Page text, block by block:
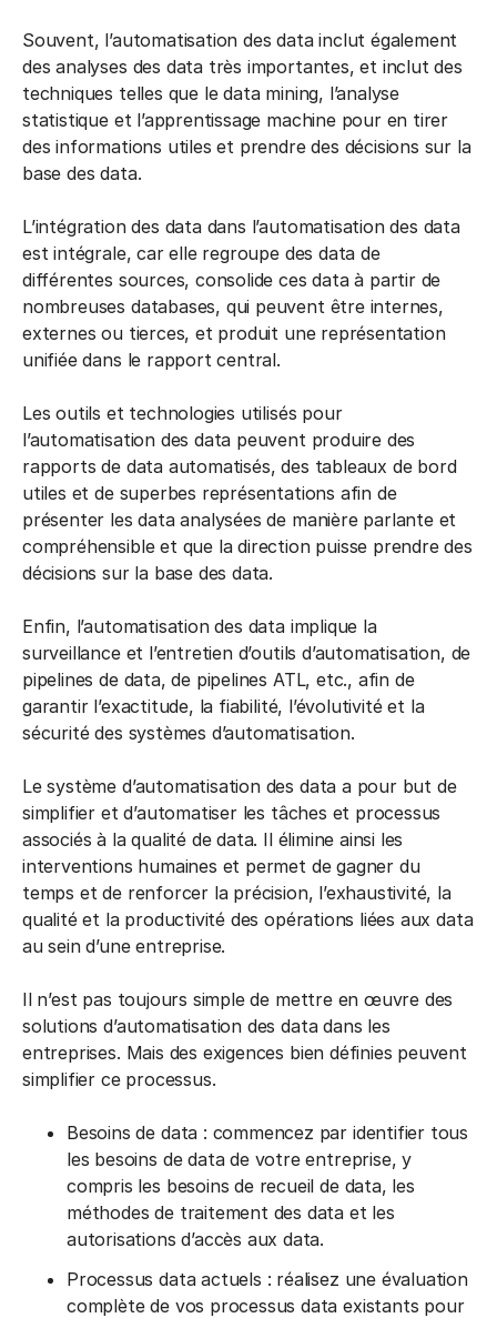
Souvent, l’automatisation des data inclut également
des analyses des data très importantes, et inclut des
techniques telles que le data mining, l’analyse
statistique et l’apprentissage machine pour en tirer
des informations utiles et prendre des décisions sur la
base des data.
L’intégration des data dans l’automatisation des data
est intégrale, car elle regroupe des data de
différentes sources, consolide ces data à partir de
nombreuses databases, qui peuvent être internes,
externes ou tierces, et produit une représentation
unifiée dans le rapport central.
Les outils et technologies utilisés pour
l’automatisation des data peuvent produire des
rapports de data automatisés, des tableaux de bord
utiles et de superbes représentations afin de
présenter les data analysées de manière parlante et
compréhensible et que la direction puisse prendre des
décisions sur la base des data.
Enfin, l’automatisation des data implique la
surveillance et l’entretien d’outils d’automatisation, de
pipelines de data, de pipelines ATL, etc., afin de
garantir l’exactitude, la fiabilité, l’évolutivité et la
sécurité des systèmes d’automatisation.
Le système d’automatisation des data a pour but de
simplifier et d’automatiser les tâches et processus
associés à la qualité de data. Il élimine ainsi les
interventions humaines et permet de gagner du
temps et de renforcer la précision, l’exhaustivité, la
qualité et la productivité des opérations liées aux data
au sein d’une entreprise.
Il n’est pas toujours simple de mettre en œuvre des
solutions d’automatisation des data dans les
entreprises. Mais des exigences bien définies peuvent
simplifier ce processus.
Besoins de data : commencez par identifier tous
les besoins de data de votre entreprise, y
compris les besoins de recueil de data, les
méthodes de traitement des data et les
autorisations d’accès aux data.
Processus data actuels : réalisez une évaluation
complète de vos processus data existants pour